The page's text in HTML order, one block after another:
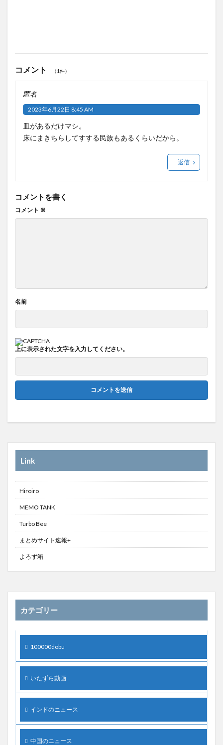
コメント （1件）
匿名
2023年6月22日 8:45 AM
皿があるだけマシ。
床にまきちらしてすする民族もあるくらいだから。
返信
コメントを書く
コメント ※
名前
上に表示された文字を入力してください。
Link
Hiroiro
MEMO TANK
Turbo Bee
まとめサイト速報+
よろず箱
カテゴリー
100000dobu
いたずら動画
インドのニュース
中国のニュース